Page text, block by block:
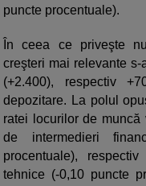
puncte procentuale).
În ceea ce priveşte
creşteri mai relevante
(+2.400), respectiv
depozitare. La polul
ratei locurilor de muncă
de intermedieri
procentuale),
tehnice (-0,10 puncte